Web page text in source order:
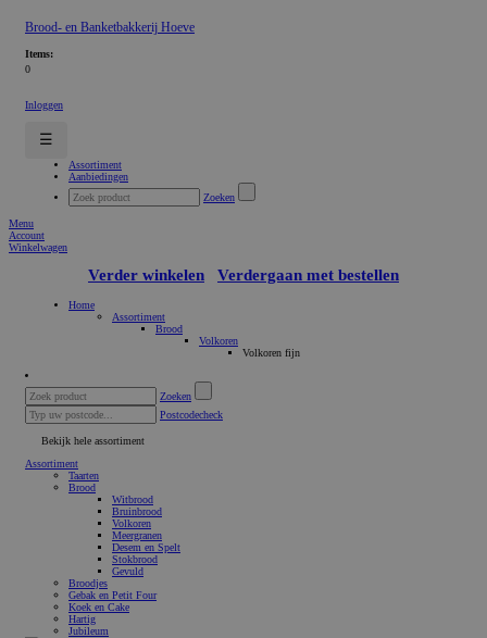
Brood- en Banketbakkerij Hoeve
Items:
0
Inloggen
☰
Assortiment
Aanbiedingen
Zoeken
Menu
Account
Winkelwagen
Verder winkelen Verdergaan met bestellen
Home
Assortiment
Brood
Volkoren
Volkoren fijn
Zoeken
Postcodecheck
Bekijk hele assortiment
Assortiment
Taarten
Brood
Witbrood
Bruinbrood
Volkoren
Meergranen
Desem en Spelt
Stokbrood
Gevuld
Broodjes
Gebak en Petit Four
Koek en Cake
Hartig
Jubileum